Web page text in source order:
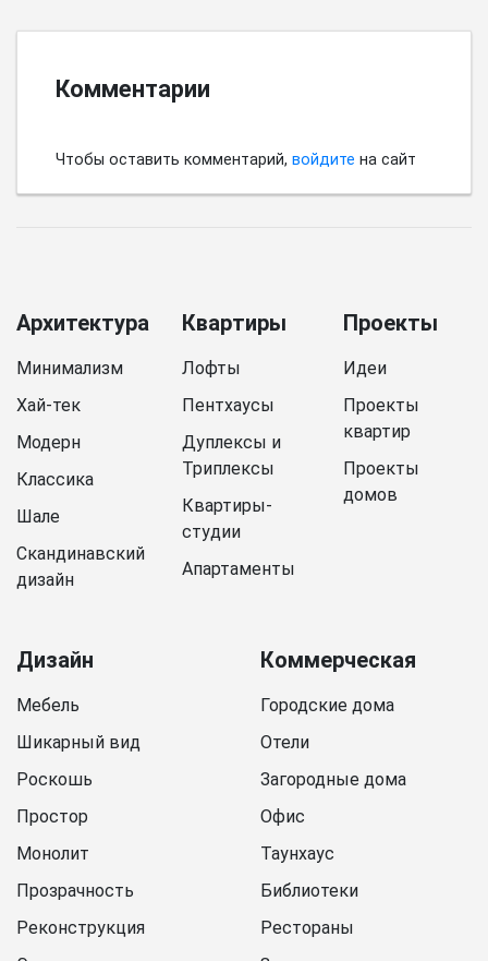
Комментарии
Чтобы оставить комментарий, войдите на сайт
Архитектура
Минимализм
Хай-тек
Модерн
Классика
Шале
Скандинавский
дизайн
Квартиры
Лофты
Пентхаусы
Дуплексы и
Триплексы
Квартиры-
студии
Апартаменты
Проекты
Идеи
Проекты
квартир
Проекты
домов
Дизайн
Мебель
Шикарный вид
Роскошь
Простор
Монолит
Прозрачность
Реконструкция
Коммерческая
Городские дома
Отели
Загородные дома
Офис
Таунхаус
Библиотеки
Рестораны